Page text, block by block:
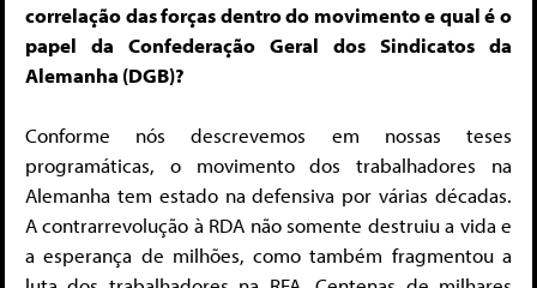
correlação das forças dentro do movimento e qual é o
papel da Confederação Geral dos Sindicatos da
Alemanha (DGB)?
Conforme nós descrevemos em nossas teses
programáticas, o movimento dos trabalhadores na
Alemanha tem estado na defensiva por várias décadas.
A contrarrevolução à RDA não somente destruiu a vida e
a esperança de milhões, como também fragmentou a